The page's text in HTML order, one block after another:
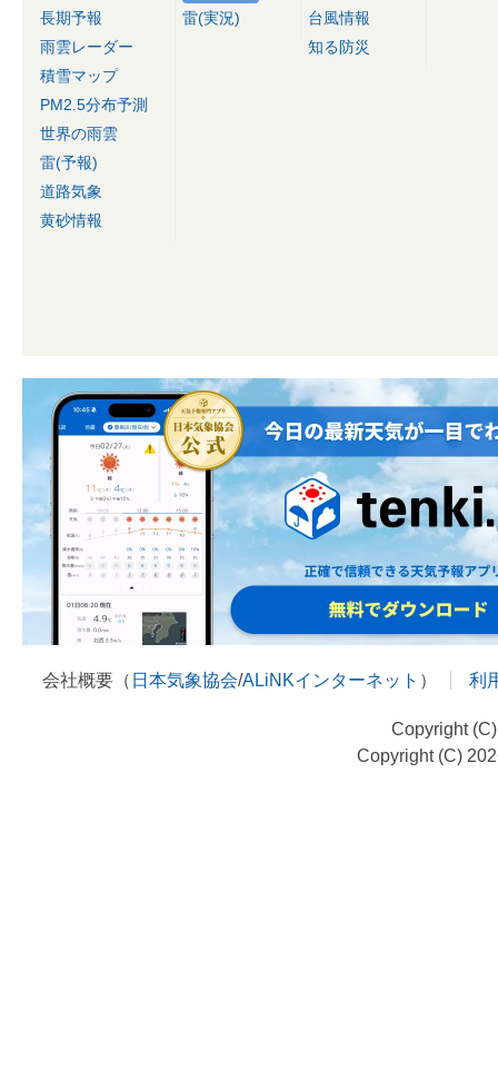
長期予報
雨雲レーダー
積雪マップ
PM2.5分布予測
世界の雨雲
雷(予報)
道路気象
黄砂情報
雷(実況)
台風情報
知る防災
会社概要（ 日本気象協会/ALiNKインターネット ） 利
Copyright
Copyright (C)